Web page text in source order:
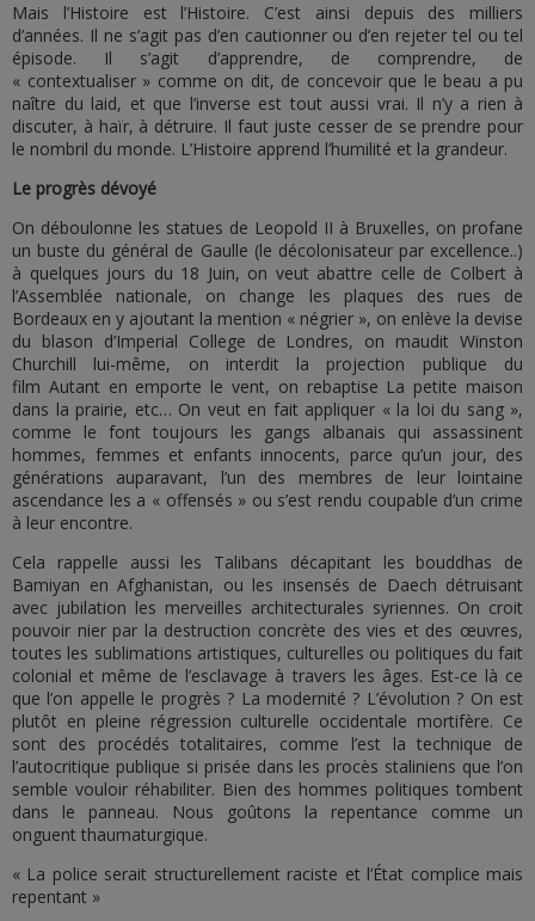
Mais l’Histoire est l’Histoire. C’est ainsi depuis des milliers
d’années. Il ne s’agit pas d’en cautionner ou d’en rejeter tel ou tel
épisode. Il s’agit d’apprendre, de comprendre, de
« contextualiser » comme on dit, de concevoir que le beau a pu
naître du laid, et que l’inverse est tout aussi vrai. Il n’y a rien à
discuter, à haïr, à détruire. Il faut juste cesser de se prendre pour
le nombril du monde. L’Histoire apprend l’humilité et la grandeur.
Le progrès dévoyé
On déboulonne les statues de Leopold II à Bruxelles, on profane
un buste du général de Gaulle (le décolonisateur par excellence..)
à quelques jours du 18 Juin, on veut abattre celle de Colbert à
l’Assemblée nationale, on change les plaques des rues de
Bordeaux en y ajoutant la mention « négrier », on enlève la devise
du blason d’Imperial College de Londres, on maudit Winston
Churchill lui-même, on interdit la projection publique du
film Autant en emporte le vent, on rebaptise La petite maison
dans la prairie, etc… On veut en fait appliquer « la loi du sang »,
comme le font toujours les gangs albanais qui assassinent
hommes, femmes et enfants innocents, parce qu’un jour, des
générations auparavant, l’un des membres de leur lointaine
ascendance les a « offensés » ou s’est rendu coupable d’un crime
à leur encontre.
Cela rappelle aussi les Talibans décapitant les bouddhas de
Bamiyan en Afghanistan, ou les insensés de Daech détruisant
avec jubilation les merveilles architecturales syriennes. On croit
pouvoir nier par la destruction concrète des vies et des œuvres,
toutes les sublimations artistiques, culturelles ou politiques du fait
colonial et même de l’esclavage à travers les âges. Est-ce là ce
que l’on appelle le progrès ? La modernité ? L’évolution ? On est
plutôt en pleine régression culturelle occidentale mortifère. Ce
sont des procédés totalitaires, comme l’est la technique de
l’autocritique publique si prisée dans les procès staliniens que l’on
semble vouloir réhabiliter. Bien des hommes politiques tombent
dans le panneau. Nous goûtons la repentance comme un
onguent thaumaturgique.
« La police serait structurellement raciste et l’État complice mais
repentant »